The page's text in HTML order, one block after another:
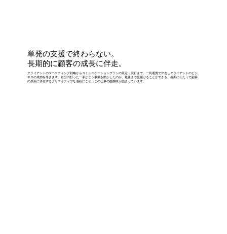
単発の支援で終わらない。
長期的に顧客の成長に伴走。
クライアントのマーケティング戦略からコミュニケーションプランの策定・実行まで、一気通貫で伴走しクライアントのビジ
ネスの成功を導きます。自分の打った一手がどう事業を動かしたのか、最後まで見届けることができる。長期にわたって顧客
の成長に伴走するクリエイティブな過程にこそ、この仕事の醍醐味が詰まっています。